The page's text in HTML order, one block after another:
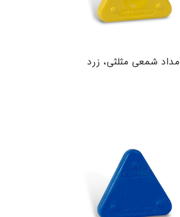
مداد شمعی مثلثی، زرد